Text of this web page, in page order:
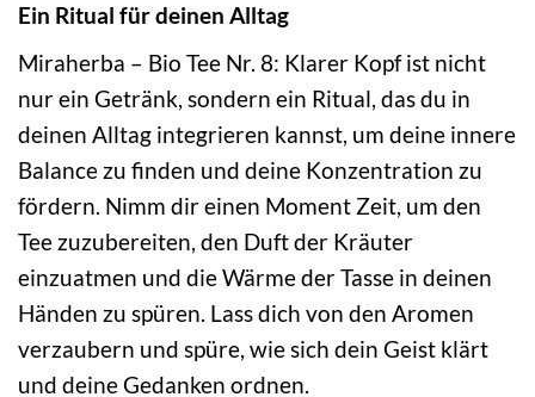
Ein Ritual für deinen Alltag
Miraherba – Bio Tee Nr. 8: Klarer Kopf ist nicht
nur ein Getränk, sondern ein Ritual, das du in
deinen Alltag integrieren kannst, um deine innere
Balance zu finden und deine Konzentration zu
fördern. Nimm dir einen Moment Zeit, um den
Tee zuzubereiten, den Duft der Kräuter
einzuatmen und die Wärme der Tasse in deinen
Händen zu spüren. Lass dich von den Aromen
verzaubern und spüre, wie sich dein Geist klärt
und deine Gedanken ordnen.